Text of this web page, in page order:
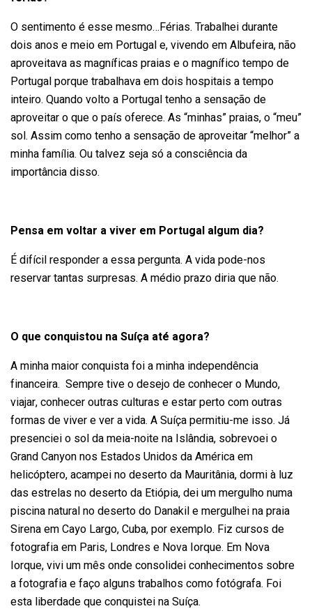
O sentimento é esse mesmo…Férias. Trabalhei durante
dois anos e meio em Portugal e, vivendo em Albufeira, não
aproveitava as magníficas praias e o magnífico tempo de
Portugal porque trabalhava em dois hospitais a tempo
inteiro. Quando volto a Portugal tenho a sensação de
aproveitar o que o país oferece. As “minhas” praias, o “meu”
sol. Assim como tenho a sensação de aproveitar “melhor” a
minha família. Ou talvez seja só a consciência da
importância disso.
Pensa em voltar a viver em Portugal algum dia?
É difícil responder a essa pergunta. A vida pode-nos
reservar tantas surpresas. A médio prazo diria que não.
O que conquistou na Suíça até agora?
A minha maior conquista foi a minha independência
financeira. Sempre tive o desejo de conhecer o Mundo,
viajar, conhecer outras culturas e estar perto com outras
formas de viver e ver a vida. A Suíça permitiu-me isso. Já
presenciei o sol da meia-noite na Islândia, sobrevoei o
Grand Canyon nos Estados Unidos da América em
helicóptero, acampei no deserto da Mauritânia, dormi à luz
das estrelas no deserto da Etiópia, dei um mergulho numa
piscina natural no deserto do Danakil e mergulhei na praia
Sirena em Cayo Largo, Cuba, por exemplo. Fiz cursos de
fotografia em Paris, Londres e Nova Iorque. Em Nova
Iorque, vivi um mês onde consolidei conhecimentos sobre
a fotografia e faço alguns trabalhos como fotógrafa. Foi
esta liberdade que conquistei na Suíça.